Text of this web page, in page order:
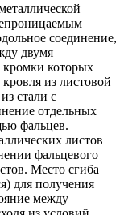
соединение,
двумя
которых
из листовой
стали с
отдельных
фальцев.
листов
фальцевого
Место сгиба
для получения
между